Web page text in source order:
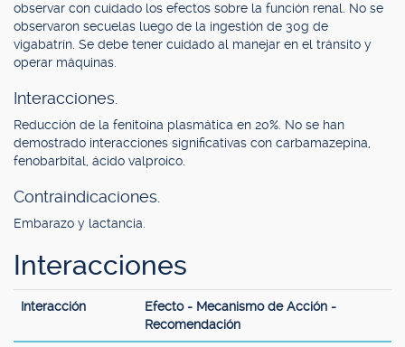
observar con cuidado los efectos sobre la función renal. No se
observaron secuelas luego de la ingestión de 30g de
vigabatrín. Se debe tener cuidado al manejar en el tránsito y
operar máquinas.
Interacciones.
Reducción de la fenitoína plasmática en 20%. No se han
demostrado interacciones significativas con carbamazepina,
fenobarbital, ácido valproico.
Contraindicaciones.
Embarazo y lactancia.
Interacciones
Interacción
Efecto - Mecanismo de Acción -
Recomendación